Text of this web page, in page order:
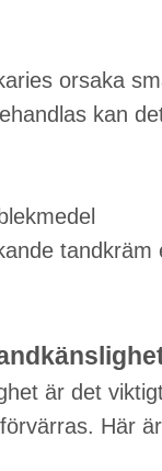
orsaka
kan
är det
Här